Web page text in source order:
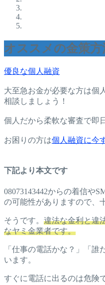
オススメの金策方
優良な個人融資
大至急お金が必要な方は個
相談しましょう！
個人だから柔軟な審査で即
お困りの方は個人融資に今
下記より本文です
08073143442からの着信や
の可能性がありますので、
そうです。 違法な金利と違
なヤミ金業者です。
「仕事の電話かな？」「誰
います。
すぐに電話に出るのは危険